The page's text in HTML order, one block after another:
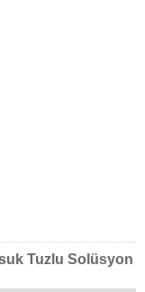
Tuzlu Solüsyon